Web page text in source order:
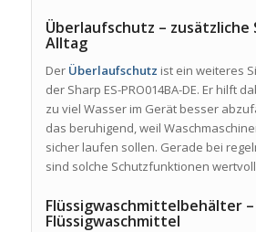
Überlaufschutz – zusätzliche
Alltag
Der Überlaufschutz ist ein weiteres
der Sharp ES-PRO014BA-DE. Er hilft
zu viel Wasser im Gerät besser
das beruhigend, weil
sicher laufen sollen. Gerade bei
sind solche Schutzfunktionen
Flüssigwaschmittelbehälter
Flüssigwaschmittel